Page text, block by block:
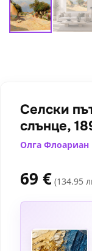
Селски
слънце,
Олга Флоариан
69 € (134.95